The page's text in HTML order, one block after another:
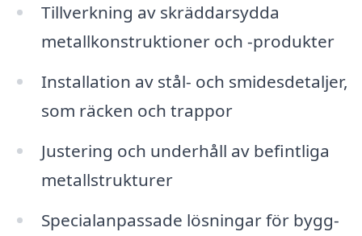
Tillverkning av skräddarsydda
metallkonstruktioner och -produkter
Installation av stål- och smidesdetaljer,
som räcken och trappor
Justering och underhåll av befintliga
metallstrukturer
Specialanpassade lösningar för bygg-